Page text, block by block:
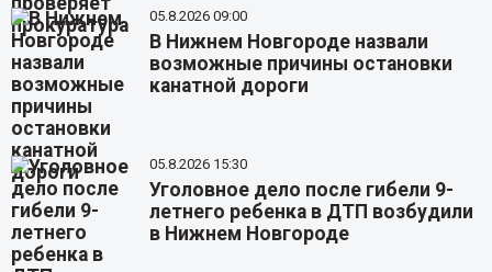
05.8.2026 09:00
В Нижнем Новгороде назвали
возможные причины остановки
канатной дороги
05.8.2026 15:30
Уголовное дело после гибели 9-
летнего ребенка в ДТП возбудили
в Нижнем Новгороде